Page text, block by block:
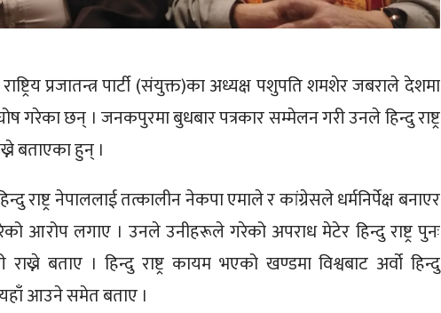
राष्ट्रिय प्रजातन्त्र पार्टी (संयुक्त)का अध्यक्ष पशुपति शमशेर जबराले देशमा
गरेका छन् । जनकपुरमा बुधबार पत्रकार सम्मेलन गरी उनले हिन्दु राष्ट्र
बताएका हुन् ।
राष्ट्र नेपाललाई तत्कालीन नेकपा एमाले र कांग्रेसले धर्मनिर्पेक्ष बनाएर
आरोप लगाए । उनले उनीहरूले गरेको अपराध मेटेर हिन्दु राष्ट्र पुनः
बताए । हिन्दु राष्ट्र कायम भएको खण्डमा विश्वबाट अर्वो हिन्दु
यहाँ आउने समेत बताए ।